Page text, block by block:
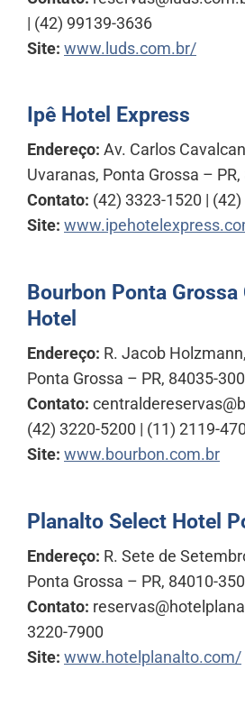
| (42) 99139-3636
Site: www.luds.com.br/
Ipê Hotel Express
Endereço: Av. Carlos
Uvaranas, Ponta Grossa –
Contato: (42) 3323-1520 |
Site:
Bourbon Ponta
Hotel
Endereço: R. Jacob
Ponta Grossa – PR, 84035-300
Contato:
(42) 3220-5200 | (11) 2119-
Site: www.bourbon.com.br
Planalto Select Hotel
Endereço: R. Sete de
Ponta Grossa – PR, 84010-350
Contato:
3220-7900
Site: www.hotelplanalto.com/